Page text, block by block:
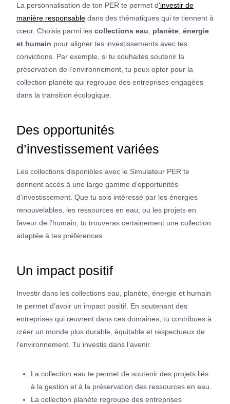
La personnalisation de ton PER te permet d‘investir de
manière responsable dans des thématiques qui te tiennent à
cœur. Choisis parmi les collections eau planète énergie
et humain pour aligner tes investissements avec tes
convictions. Par exemple, si tu souhaites soutenir la
préservation de l’environnement, tu peux opter pour la
collection planète qui regroupe des entreprises engagées
dans la transition écologique.
Des opportunités
d’investissement variées
Les collections disponibles avec le Simulateur PER te
donnent accès à une large gamme d’opportunités
d’investissement. Que tu sois intéressé par les énergies
renouvelables, les ressources en eau, ou les projets en
faveur de l’humain, tu trouveras certainement une collection
adaptée à tes préférences.
Un impact positif
Investir dans les collections eau, planète, énergie et humain
te permet d’avoir un impact positif. En soutenant des
entreprises qui œuvrent dans ces domaines, tu contribues à
créer un monde plus durable, équitable et respectueux de
l’environnement. Tu investis dans l’avenir.
La collection eau te permet de soutenir des projets liés
à la gestion et à la préservation des ressources en eau.
La collection planète regroupe des entreprises